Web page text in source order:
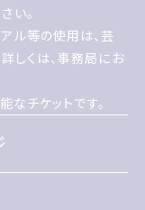
い
い。
ジュアル等の使用
に限ります 詳しくは
ル等の使用は、芸
しくは、事務局にお
能なチケットで
チケットです。